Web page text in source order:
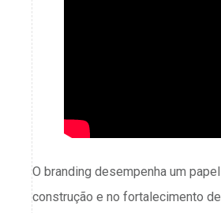
O branding desempenha um
construção e no fortalecimento